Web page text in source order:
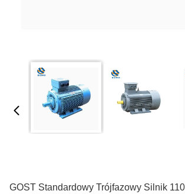
GOST Standardowy Trójfazowy Silnik